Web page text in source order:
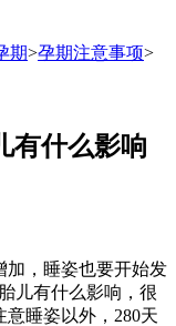
期>孕期注意事项>
有什么影响
加，睡姿也要开始发
儿有什么影响，很
睡姿以外，280天